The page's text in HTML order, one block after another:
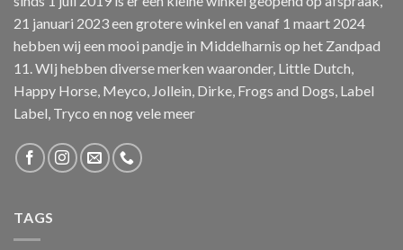
21 januari 2023 een grotere winkel en vanaf 1 maart 2024
hebben wij een mooi pandje in Middelharnis op het Zandpad
11. WIj hebben diverse merken waaronder, Little Dutch,
Happy Horse, Meyco, Jollein, Dirke, Frogs and Dogs, Label
Label, Tryco en nog vele meer
TAGS